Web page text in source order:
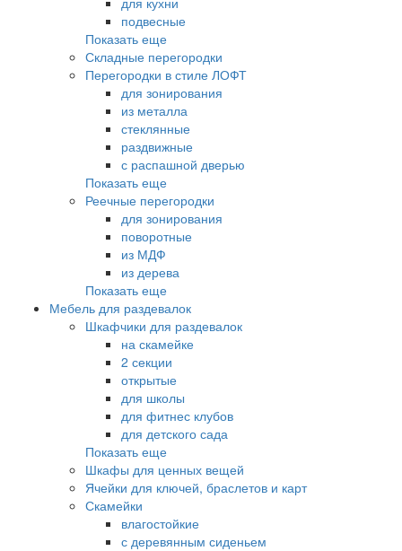
подвесные
Показать еще
Складные перегородки
Перегородки в стиле ЛОФТ
для зонирования
из металла
стеклянные
раздвижные
с распашной дверью
Показать еще
Реечные перегородки
для зонирования
поворотные
из МДФ
из дерева
Показать еще
Мебель для раздевалок
Шкафчики для раздевалок
на скамейке
2 секции
открытые
для школы
для фитнес клубов
для детского сада
Показать еще
Шкафы для ценных вещей
Ячейки для ключей, браслетов и карт
Скамейки
влагостойкие
с деревянным сиденьем